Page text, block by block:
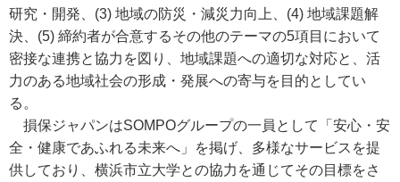
研究・開発、(3) 地域の防災・減災力向上、(4) 地域課題解
決、(5) 締約者が合意するその他のテーマの5項目において
密接な連携と協力を図り、地域課題への適切な対応と、活
力のある地域社会の形成・発展への寄与を目的としてい
る。
損保ジャパンはSOMPOグループの一員として「安心・安
全・健康であふれる未来へ」を掲げ、多様なサービスを提
供しており、横浜市立大学との協力を通じてその目標をさ